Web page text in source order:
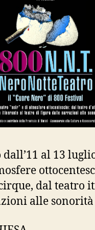
al 13
dal teatro
alle sonorità